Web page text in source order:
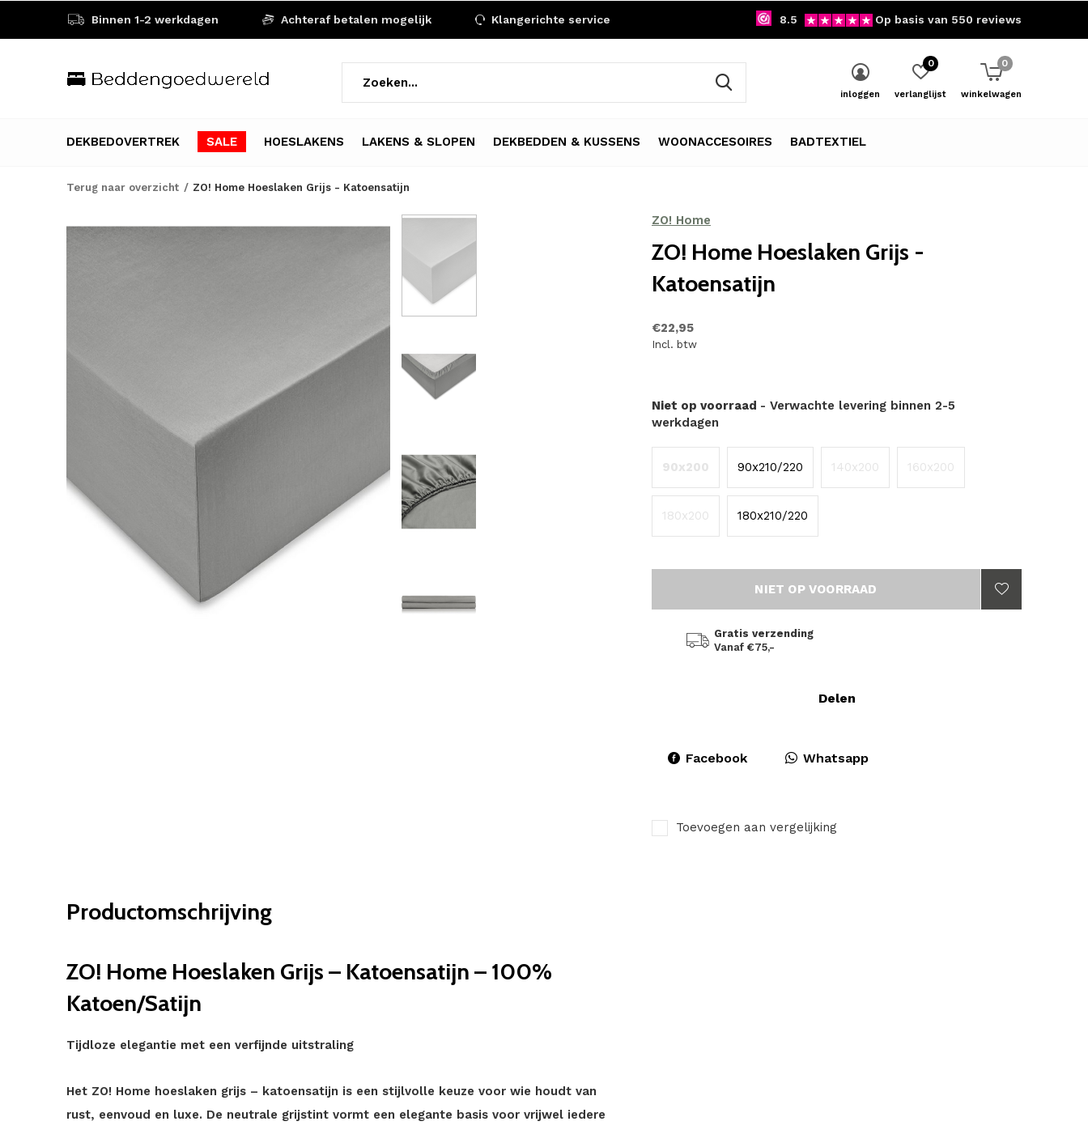
DEKBEDOVERTREK SALE HOESLAKENS LAKENS & SLOPEN DEKBEDDEN & KUSSENS WOONACCESOIRES BADTEXTIEL
inloggen verlanglijst
0
winkelwagen
0
Binnen 1-2 werkdagen Achteraf betalen mogelijk Klangerichte service 8.5 Op basis van 550 reviews
Terug naar overzicht ZO! Home Hoeslaken Grijs - Katoensatijn
ZO! Home
ZO! Home Hoeslaken Grijs -
Katoensatijn
€22,95
Incl. btw
Niet op voorraad - Verwachte levering binnen 2-5
werkdagen
90x200 90x210/220 140x200 160x200
180x200 180x210/220
NIET OP VOORRAAD
Gratis verzending
Vanaf €75,-
Delen
Facebook Whatsapp
Toevoegen aan vergelijking
Productomschrijving
ZO! Home Hoeslaken Grijs – Katoensatijn – 100%
Katoen/Satijn
Tijdloze elegantie met een verfijnde uitstraling
Het ZO! Home hoeslaken grijs – katoensatijn is een stijlvolle keuze voor wie houdt van
rust, eenvoud en luxe. De neutrale grijstint vormt een elegante basis voor vrijwel iedere